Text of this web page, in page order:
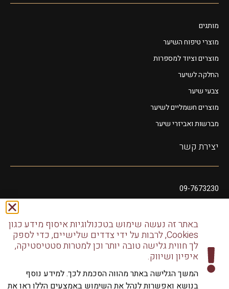
מותגים
מוצרי טיפוח השיער
מוצרים וציוד למספרות
החלקה לשיער
צבעי שיער
מוצרים חשמליים לשיער
מברשות ואביזרי שיער
יצירת קשר
09-7673230
glamorcosmeticss@gmail.com
שושנה דמארי 10, מתחם פיאנו נתניה
דודו דותן 10, נתניה
באתר זה נעשה שימוש בטכנולוגיות איסוף מידע כגון
Cookies, לרבות על ידי צדדים שלישיים, כדי לספק
לך חווית גלישה טובה יותר וכן למטרות סטטיסטיקה,
איפיון ושיווק.
המשך הגלישה באתר מהווה הסכמת לכך. למידע נוסף
בנושא ואפשרות לנהל את השימוש באמצעים הללו ראו את